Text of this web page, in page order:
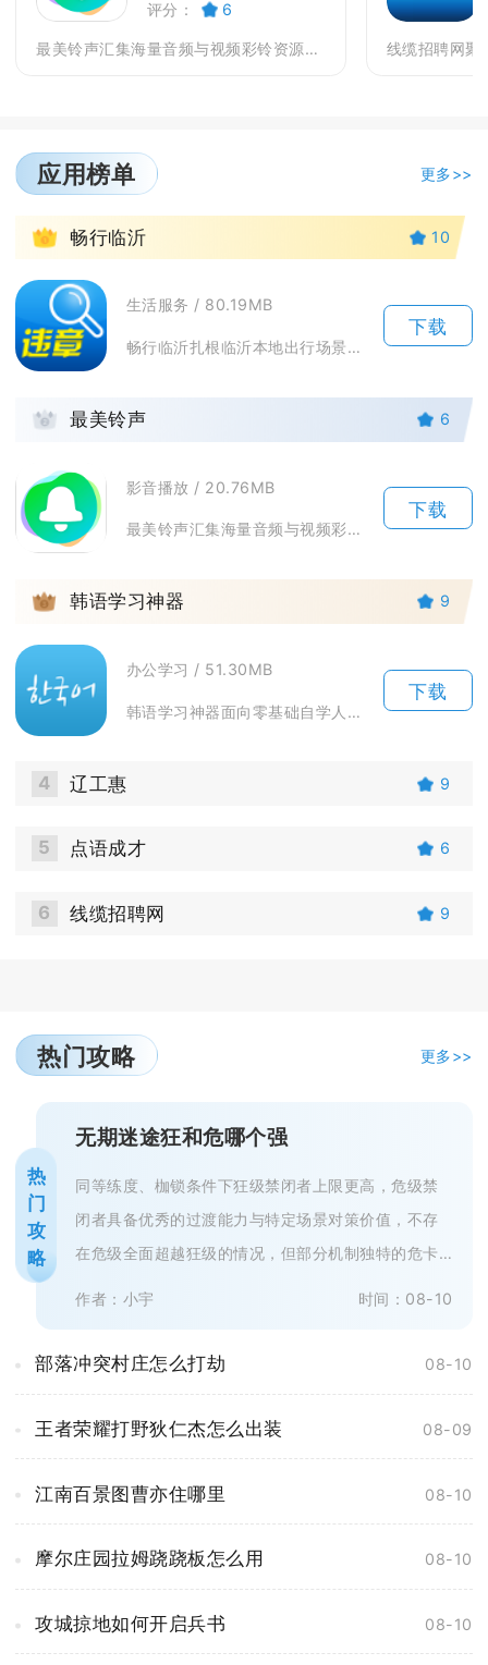
评分： 6
最美铃声汇集海量音频与视频彩铃资源，能够直接完成手...
应用榜单 更多>>
1 畅行临沂 10
生活服务 / 80.19MB
畅行临沂扎根临沂本地出行场景，是面向全市车主、驾驶员打造的本地化智慧交通便民工具，整合交管...
下载
2 最美铃声 6
影音播放 / 20.76MB
最美铃声汇集海量音频与视频彩铃资源，能够直接完成手机来电铃声、短信提示音、闹钟铃声的设置。...
下载
3 韩语学习神器 9
办公学习 / 51.30MB
韩语学习神器面向零基础自学人群、韩语爱好者以及备考TOPIK的学习者，覆盖韩文四十音、单词...
下载
4 辽工惠 9
5 点语成才 6
6 线缆招聘网 9
热门攻略 更多>>
热
门
攻
略
无期迷途狂和危哪个强
同等练度、枷锁条件下狂级禁闭者上限更高，危级禁
闭者具备优秀的过渡能力与特定场景对策价值，不存
在危级全面超越狂级的情况，但部分机制独特的危卡
作者：小宇 时间：08-10
部落冲突村庄怎么打劫 08-10
王者荣耀打野狄仁杰怎么出装 08-09
江南百景图曹亦住哪里 08-10
摩尔庄园拉姆跷跷板怎么用 08-10
攻城掠地如何开启兵书 08-10